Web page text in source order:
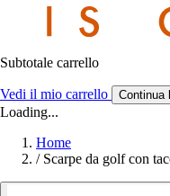
Subtotale carrello
Vedi il mio carrello Continua
Loading...
Home
/ Scarpe da golf con